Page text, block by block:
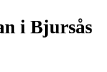
i Bjursås